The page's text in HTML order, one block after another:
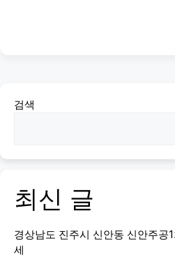
검색
최신 글
경상남도 진주시 신안동 신안주공
세